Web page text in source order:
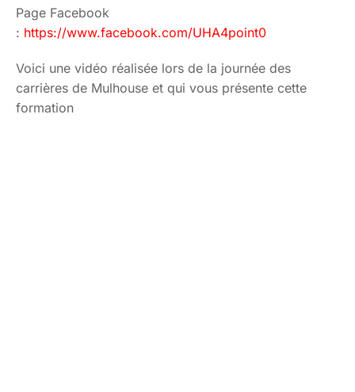
Page Facebook
: https://www.facebook.com/UHA4point0
Voici une vidéo réalisée lors de la journée des
carrières de Mulhouse et qui vous présente cette
formation